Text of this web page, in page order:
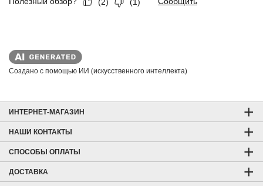
Создано с помощью ИИ (искусственного интеллекта)
ИНТЕРНЕТ-МАГАЗИН
НАШИ КОНТАКТЫ
СПОСОБЫ ОПЛАТЫ
ДОСТАВКА